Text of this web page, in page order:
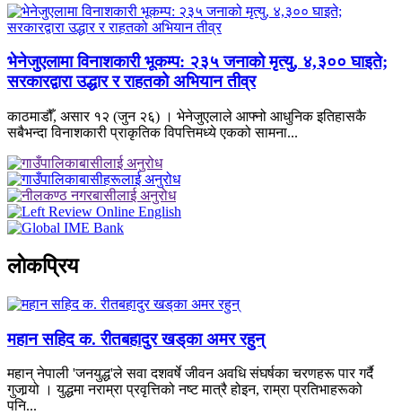
भेनेजुएलामा विनाशकारी भूकम्प: २३५ जनाको मृत्यु, ४,३०० घाइते;
सरकारद्वारा उद्धार र राहतको अभियान तीव्र
काठमाडौँ, असार १२ (जुन २६) । भेनेजुएलाले आफ्नो आधुनिक इतिहासकै
सबैभन्दा विनाशकारी प्राकृतिक विपत्तिमध्ये एकको सामना...
लाेकप्रिय
महान सहिद क. रीतबहादुर खड्‌का अमर रहुन्
महान् नेपाली 'जनयुद्ध'ले सवा दशवर्षे जीवन अवधि संघर्षका चरणहरू पार गर्दै
गुजार्‍यो । युद्धमा नराम्रा प्रवृत्तिको नष्ट मात्रै होइन, राम्रा प्रतिभाहरूको
पनि...